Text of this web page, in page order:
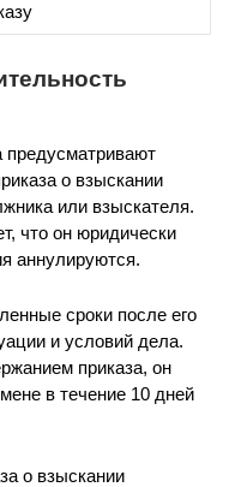
предусматривают
о взыскании
или взыскателя.
что он юридически
аннулируются.
сроки после его
и условий дела.
приказа, он
в течение 10 дней
о взыскании